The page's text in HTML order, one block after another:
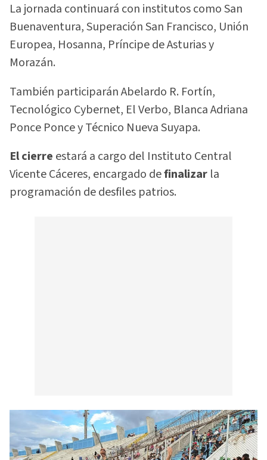
La jornada continuará con institutos como San
Buenaventura, Superación San Francisco, Unión
Europea, Hosanna, Príncipe de Asturias y
Morazán.
También participarán Abelardo R. Fortín,
Tecnológico Cybernet, El Verbo, Blanca Adriana
Ponce Ponce y Técnico Nueva Suyapa.
El cierre estará a cargo del Instituto Central
Vicente Cáceres, encargado definalizar la
programación de desfiles patrios.